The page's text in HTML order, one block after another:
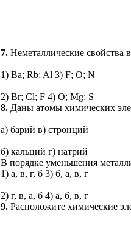
7. Неметаллические свойства
1) Ba; Rb; Al 3) F; O; N
2) Br; Cl; F 4) O; Mg; S
8. Даны атомы химических
а) барий в) стронций
б) кальций г) натрий
В порядке уменьшения
1) а, в, г, б 3) б, а, в, г
2) г, в, а, б 4) а, б, в, г
9. Расположите химические